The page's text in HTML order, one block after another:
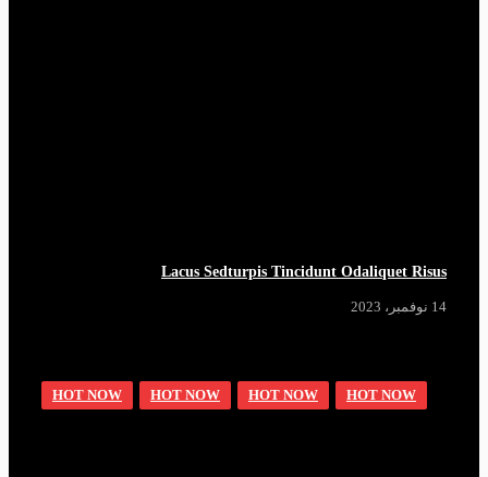
Lacus Sedturpis Tincidunt Odaliquet Risus
14 نوفمبر، 2023
HOT NOW
HOT NOW
HOT NOW
HOT NOW